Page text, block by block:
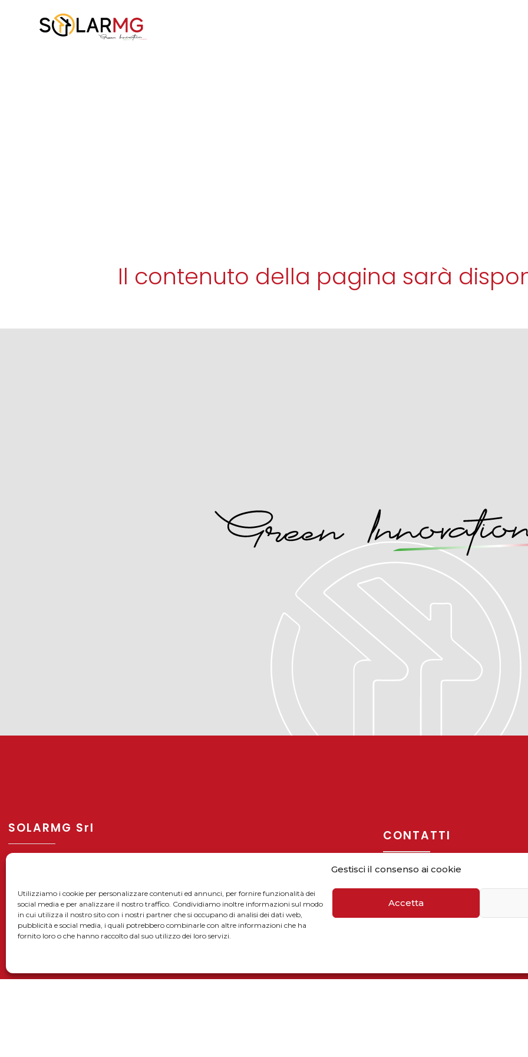
Gestisci il consenso ai cookie
Utilizziamo i cookie per personalizzare contenuti ed annunci, per fornire funzionalità dei
social media e per analizzare il nostro traffico. Condividiamo inoltre informazioni sul modo
in cui utilizza il nostro sito con i nostri partner che si occupano di analisi dei dati web,
pubblicità e social media, i quali potrebbero combinarle con altre informazioni che ha
fornito loro o che hanno raccolto dal suo utilizzo dei loro servizi.
Accetta
Il contenuto della pagina sarà
SOLARMG Srl
52025 Montevarchi (AR – Italia)
Sede operativa:
Via La Minierina, 13 Loc. Meleto
52022 Cavriglia (AR – Italia)
Smaltimento imballaggi
Informativa rifiuti
Registro pile e accumilatori
CONTATTI
Telefono / Fax
+39 055 9110077